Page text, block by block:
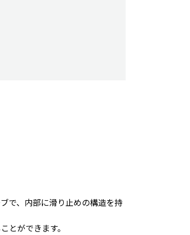
で、内部に滑り止めの構造を持
とができます。